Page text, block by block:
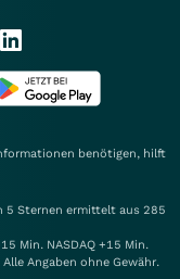
benötigen, hilft
5 Sternen ermittelt aus 285
Min. NASDAQ +15 Min.
Angaben ohne Gewähr.